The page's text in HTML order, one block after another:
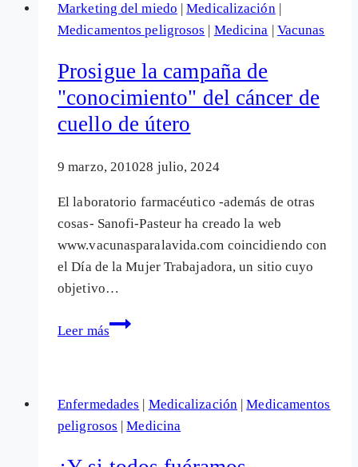
luchando,
los
escondidos
Marketing del miedo |Medicalización|
Medicamentos peligrosos | Medicina | Vacunas
Prosigue la campaña de
"conocimiento" del cáncer de
cuello de útero
9 marzo, 201028 julio, 2024
El laboratorio farmacéutico -además de otras
cosas- Sanofi-Pasteur ha creado la web
www.vacunasparalavida.com coincidiendo con
el Día de la Mujer Trabajadora, un sitio cuyo
objetivo…
Leer más
Prosigue
"conocimiento"
del
Enfermedades | Medicalización|Medicamentos
peligrosos |Medicina